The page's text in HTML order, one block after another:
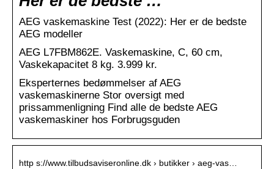
AEG vaskemaskine Test (2022): Her er de bedste
AEG modeller
AEG L7FBM862E. Vaskemaskine, C, 60 cm,
Vaskekapacitet 8 kg. 3.999 kr.
Eksperternes bedømmelser af AEG
vaskemaskinerne Stor oversigt med
prissammenligning Find alle de bedste AEG
vaskemaskiner hos Forbrugsguden
http s://www.tilbudsaviseronline.dk › butikker › aeg-vas…